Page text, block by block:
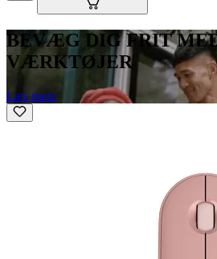
BEVÆG DIG FRIT
VÆRKTØJER
Læs mere